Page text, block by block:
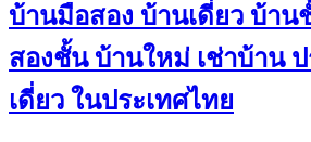
บ้านมือสอง บ้านเดี่ยว บ้าน
สองชั้น บ้านใหม่ เช่าบ้าน
เดี่ยว ในประเทศไทย